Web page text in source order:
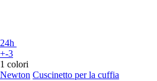
24h
+-3
1 colori
Newton Cuscinetto per la cuffia